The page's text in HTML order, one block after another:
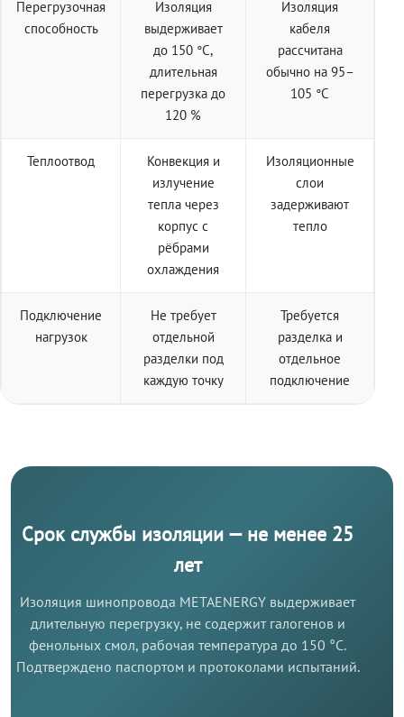
Перегрузочная
способность
Изоляция
выдерживает
до 150 °C,
длительная
перегрузка до
120 %
Изоляция
кабеля
рассчитана
обычно на 95–
105 °C
Теплоотвод
Конвекция и
излучение
тепла через
корпус с
рёбрами
охлаждения
Изоляционные
слои
задерживают
тепло
Подключение
нагрузок
Не требует
отдельной
разделки под
каждую точку
Требуется
разделка и
отдельное
подключение
Срок службы изоляции — не менее 25
лет
Изоляция шинопровода METAENERGY выдерживает
длительную перегрузку, не содержит галогенов и
фенольных смол, рабочая температура до 150 °C.
Подтверждено паспортом и протоколами испытаний.